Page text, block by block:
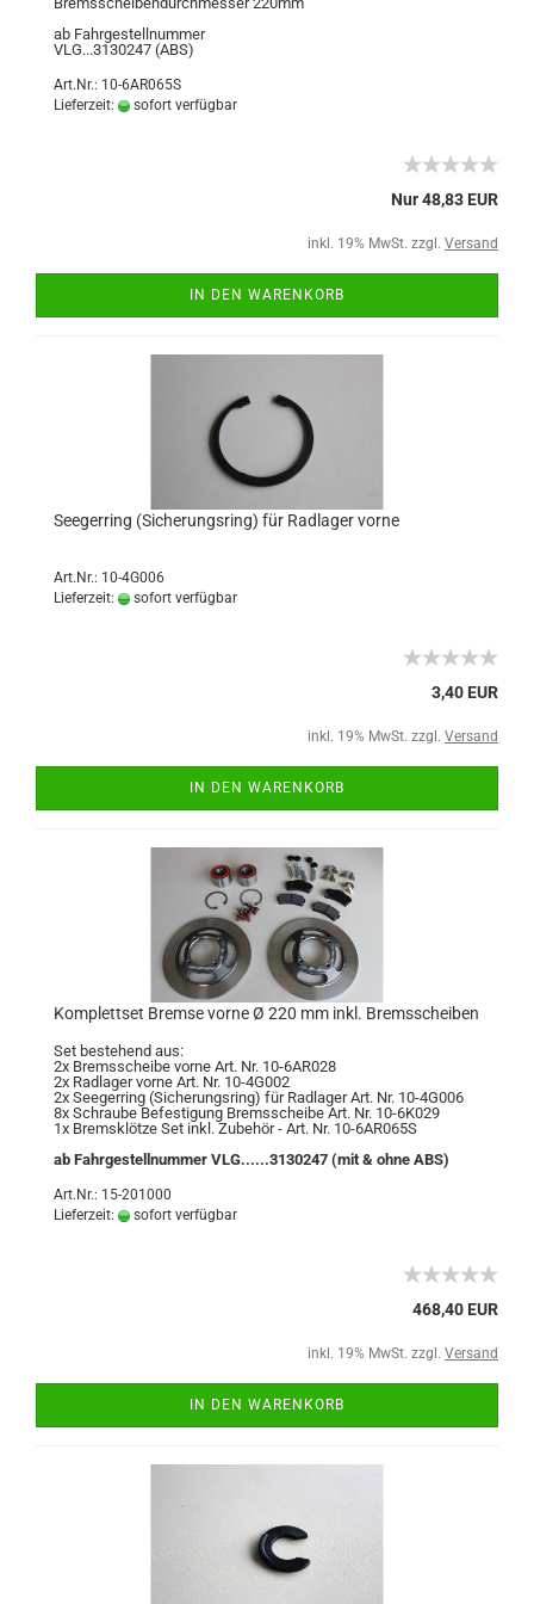
ab Fahrgestellnummer
VLG...3130247 (ABS)
Art.Nr.: 10-6AR065S
Lieferzeit:
sofort verfügbar
Nur 48,83 EUR
inkl. 19% MwSt. zzgl. Versand
IN DEN WARENKORB
Seegerring (Sicherungsring) für Radlager vorne
Art.Nr.: 10-4G006
Lieferzeit:
sofort verfügbar
3,40 EUR
inkl. 19% MwSt. zzgl. Versand
IN DEN WARENKORB
Komplettset Bremse vorne Ø 220 mm inkl. Bremsscheiben
Set bestehend aus:
2x Bremsscheibe vorne Art. Nr. 10-6AR028
2x Radlager vorne Art. Nr. 10-4G002
2x Seegerring (Sicherungsring) für Radlager Art. Nr. 10-4G006
8x Schraube Befestigung Bremsscheibe Art. Nr. 10-6K029
1x Bremsklötze Set inkl. Zubehör - Art. Nr. 10-6AR065S
ab Fahrgestellnummer VLG......3130247 (mit & ohne ABS)
Art.Nr.: 15-201000
Lieferzeit:
sofort verfügbar
468,40 EUR
inkl. 19% MwSt. zzgl. Versand
IN DEN WARENKORB